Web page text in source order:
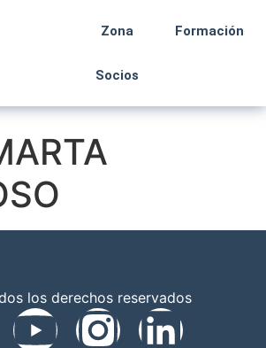
Zona
Socios
Formación
los derechos reservados